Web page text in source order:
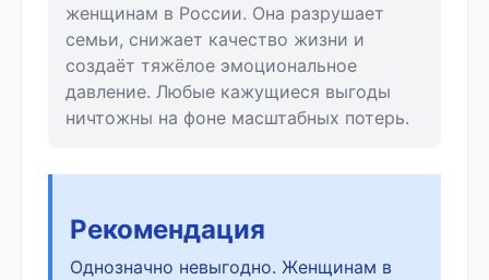
женщинам в России. Она разрушает
семьи, снижает качество жизни и
создаёт тяжёлое эмоциональное
давление. Любые кажущиеся выгоды
ничтожны на фоне масштабных потерь.
Рекомендация
Однозначно невыгодно. Женщинам в